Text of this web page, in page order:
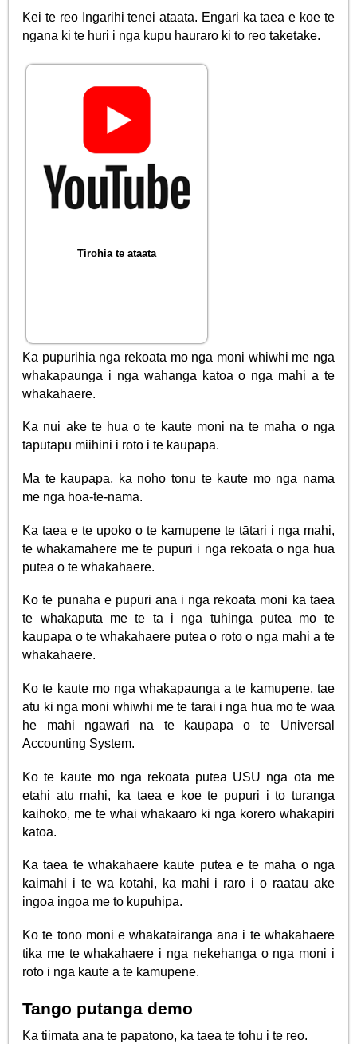
Kei te reo Ingarihi tenei ataata. Engari ka taea e koe te
ngana ki te huri i nga kupu hauraro ki to reo taketake.
Tirohia te ataata
Ka pupurihia nga rekoata mo nga moni whiwhi me nga
whakapaunga i nga wahanga katoa o nga mahi a te
whakahaere.
Ka nui ake te hua o te kaute moni na te maha o nga
taputapu miihini i roto i te kaupapa.
Ma te kaupapa, ka noho tonu te kaute mo nga nama
me nga hoa-te-nama.
Ka taea e te upoko o te kamupene te tātari i nga mahi,
te whakamahere me te pupuri i nga rekoata o nga hua
putea o te whakahaere.
Ko te punaha e pupuri ana i nga rekoata moni ka taea
te whakaputa me te ta i nga tuhinga putea mo te
kaupapa o te whakahaere putea o roto o nga mahi a te
whakahaere.
Ko te kaute mo nga whakapaunga a te kamupene, tae
atu ki nga moni whiwhi me te tarai i nga hua mo te waa
he mahi ngawari na te kaupapa o te Universal
Accounting System.
Ko te kaute mo nga rekoata putea USU nga ota me
etahi atu mahi, ka taea e koe te pupuri i to turanga
kaihoko, me te whai whakaaro ki nga korero whakapiri
katoa.
Ka taea te whakahaere kaute putea e te maha o nga
kaimahi i te wa kotahi, ka mahi i raro i o raatau ake
ingoa ingoa me to kupuhipa.
Ko te tono moni e whakatairanga ana i te whakahaere
tika me te whakahaere i nga nekehanga o nga moni i
roto i nga kaute a te kamupene.
Tango putanga demo
Ka tiimata ana te papatono, ka taea te tohu i te reo.